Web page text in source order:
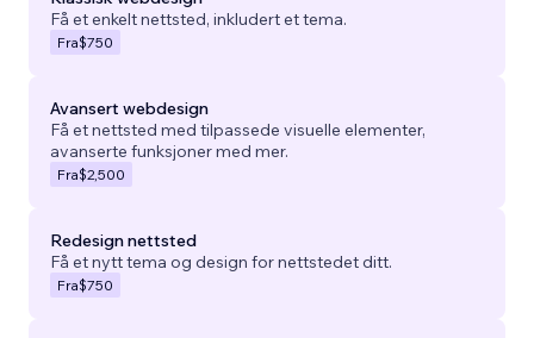
Få et enkelt nettsted, inkludert et tema.
Fra$750
Avansert webdesign
Få et nettsted med tilpassede visuelle elementer,
avanserte funksjoner med mer.
Fra$2,500
Redesign nettsted
Få et nytt tema og design for nettstedet ditt.
Fra$750